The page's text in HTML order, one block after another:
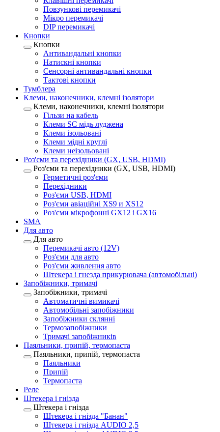
Повзункові перемикачі
Мікро перемикачі
DIP перемикачі
Кнопки
Кнопки
Антивандальні кнопки
Натискні кнопки
Сенсорні антивандальні кнопки
Тактові кнопки
Тумблера
Клеми, наконечники, клемні ізолятори
Клеми, наконечники, клемні ізолятори
Гільзи на кабель
Клеми SC мідь луджена
Клеми ізольовані
Клеми мідні круглі
Клеми неізольовані
Роз'єми та перехідники (GX, USB, HDMI)
Роз'єми та перехідники (GX, USB, HDMI)
Герметичні роз'єми
Перехідники
Роз'єми USB, HDMI
Роз'єми авіаційні XS9 и XS12
Роз'єми мікрофонні GX12 і GX16
SMA
Для авто
Для авто
Перемикачі авто (12V)
Роз'єми для авто
Роз'єми живлення авто
Штекера і гнезда прикурювача (автомобільні)
Запобіжники, тримачі
Запобіжники, тримачі
Автоматичні вимикачі
Автомобільні запобіжники
Запобіжники склянні
Термозапобіжники
Тримачі запобіжників
Паяльники, припій, термопаста
Паяльники, припій, термопаста
Паяльники
Припій
Термопаста
Реле
Штекера і гнізда
Штекера і гнізда
Штекера і гнізда "Банан"
Штекера і гнізда AUDIO 2,5